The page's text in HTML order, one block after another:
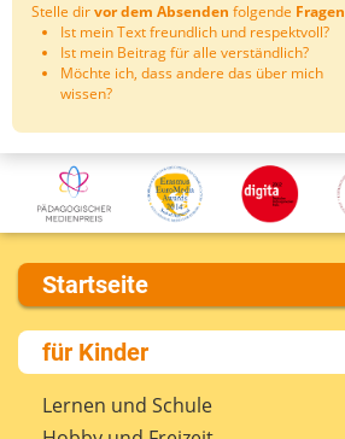
Stelle dirvor dem Absenden folgende Fragen
Ist mein Text freundlich und respektvoll?
Ist mein Beitrag für alle verständlich?
Möchte ich, dass andere das über mich
wissen?
Startseite
Über uns
Presse
Kontakt
für Kinder
Lernen und Schule